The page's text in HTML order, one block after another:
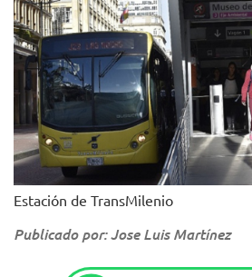
Estación de TransMilenio
Publicado por: Jose Luis Martínez